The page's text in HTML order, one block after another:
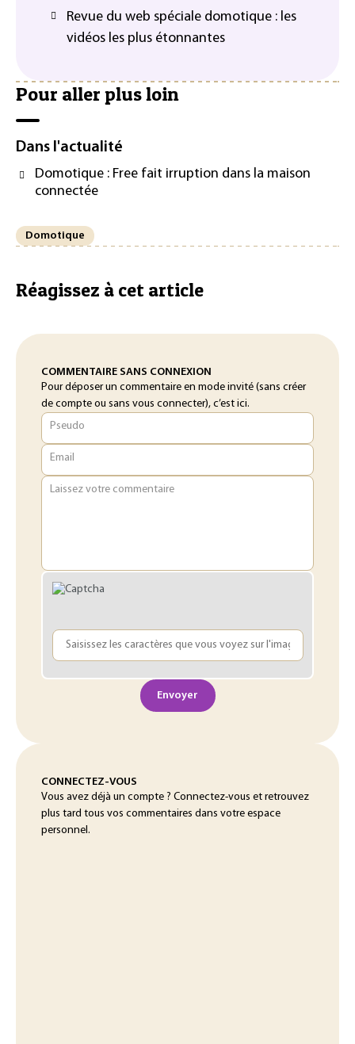
Revue du web spéciale domotique : les
vidéos les plus étonnantes
Pour aller plus loin
Dans l'actualité
Domotique : Free fait irruption dans la maison
connectée
Domotique
Réagissez à cet article
COMMENTAIRE SANS CONNEXION
Pour déposer un commentaire en mode invité (sans créer
de compte ou sans vous connecter), c’est ici.
Pseudo
Email
Laissez votre commentaire
Envoyer
CONNECTEZ-VOUS
Vous avez déjà un compte ? Connectez-vous et retrouvez
plus tard tous vos commentaires dans votre espace
personnel.